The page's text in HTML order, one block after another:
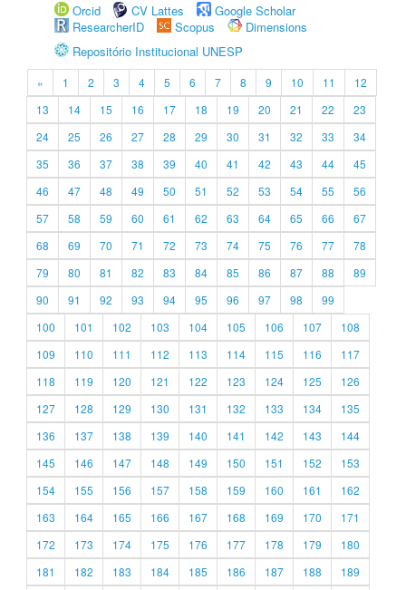
Orcid
CV Lattes
Google Scholar
ResearcherID
Scopus
Dimensions
Repositório Institucional UNESP
« 1 2 3 4 5 6 7 8 9 10 11
12
13
14 15 16 17 18 19 20 21 22
23
24
25 26 27 28 29 30 31 32 33
34
35
36 37 38 39 40 41 42 43 44
45
46
47 48 49 50 51 52 53 54 55
56
57
58 59 60 61 62 63 64 65 66
67
68
69 70 71 72 73 74 75 76 77
78
79
80 81 82 83 84 85 86 87 88
89
90
91 92 93 94 95 96 97 98
99
100
101 102 103 104 105 106 107
108
109
110 111 112 113 114 115 116
117
118
119 120 121 122 123 124 125
126
127
128 129 130 131 132 133 134
135
136
137 138 139 140 141 142 143
144
145
146 147 148 149 150 151 152
153
154
155 156 157 158 159 160 161
162
163
164 165 166 167 168 169 170
171
172
173 174 175 176 177 178 179
180
181
182 183 184 185 186 187 188
189